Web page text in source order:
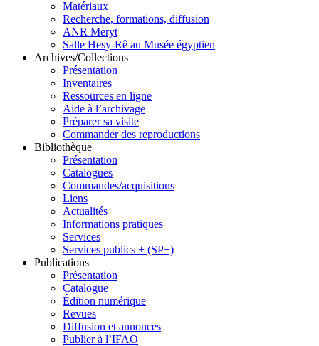
Matériaux
Recherche, formations, diffusion
ANR Meryt
Salle Hesy-Rê au Musée égyptien
Archives/Collections
Présentation
Inventaires
Ressources en ligne
Aide à l’archivage
Préparer sa visite
Commander des reproductions
Bibliothèque
Présentation
Catalogues
Commandes/acquisitions
Liens
Actualités
Informations pratiques
Services
Services publics + (SP+)
Publications
Présentation
Catalogue
Édition numérique
Revues
Diffusion et annonces
Publier à l’IFAO